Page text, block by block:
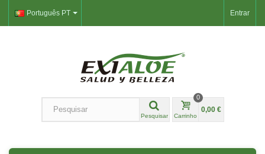
Entrar
Português PT
Pesquisar Carrinho
0
0,00 €